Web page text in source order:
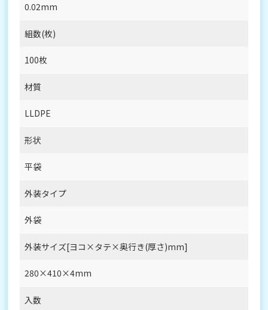
0.02mm
組数(枚)
100枚
材質
LLDPE
形状
平袋
外装タイプ
外袋
外装サイズ[ヨコ×タテ×奥行き(厚さ)mm]
280×410×4mm
入数